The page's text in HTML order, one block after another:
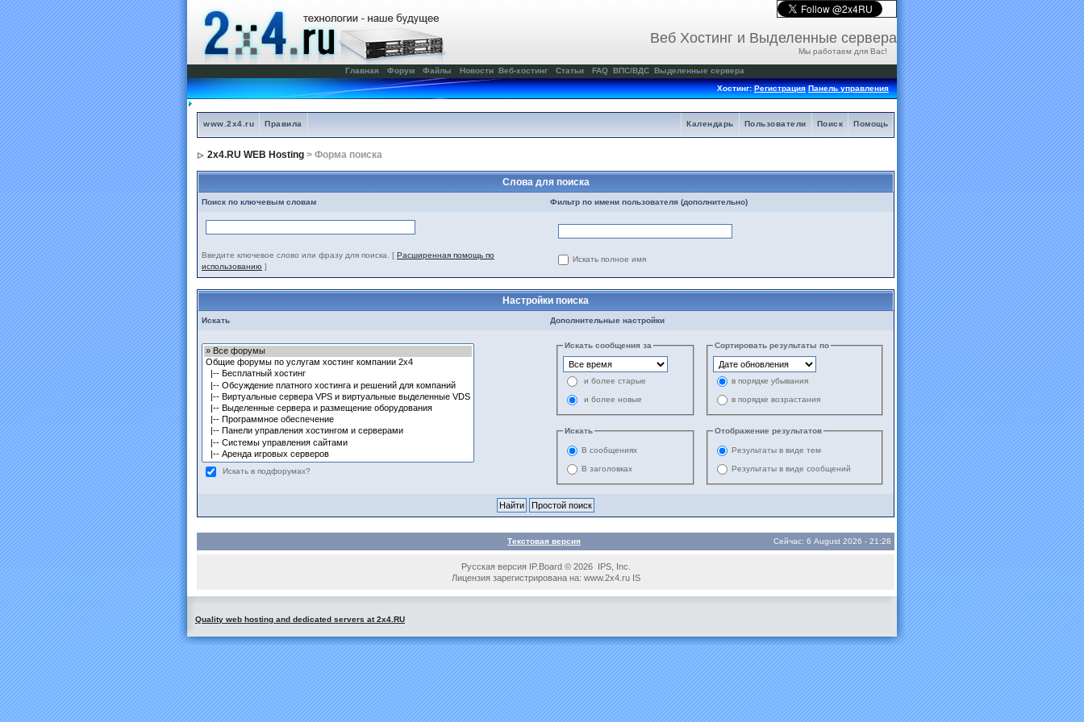
Веб Хостинг и Выделенные сервера
Мы работаем для Вас!
Главная Форум Файлы Новости Веб-хостинг Статьи FAQ ВПС/ВДС Выделенные сервера
Хостинг:Регистрация Панель управления
www.2x4.ru Правила Помощь
Поиск
Пользователи
Календарь
2x4.RU WEB Hosting > Форма поиска
Слова для поиска
Поиск по ключевым словам Фильтр по имени пользователя (дополнительно)
Введите ключевое слово или фразу для поиска. [ Расширенная помощь по
использованию ]
Искать полное имя
Настройки поиска
Искать Дополнительные настройки
Искать в подфорумах?
Искать сообщения за
и более старые
и более новые
Сортировать результаты по
в порядке убывания
в порядке возрастания
Искать
В сообщениях
В заголовках
Отображение результатов
Результаты в виде тем
Результаты в виде сообщений
Текстовая версия Сейчас: 6 August 2026 - 21:28
Русская версия IP.Board © 2026 IPS, Inc.
Лицензия зарегистрирована на: www.2x4.ru IS
Quality web hosting and dedicated servers at 2x4.RU